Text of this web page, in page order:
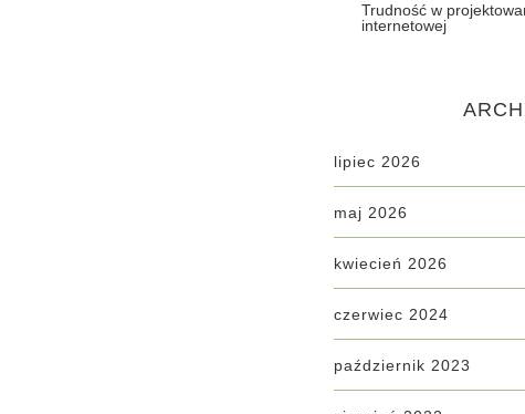
Trudność w
internetowej
lipiec 2026
maj 2026
kwiecień 2026
czerwiec 2024
październik 2023